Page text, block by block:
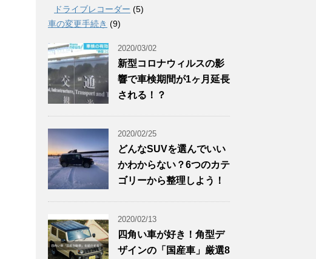
ドライブレコーダー (5)
車の変更手続き (9)
2020/03/02
新型コロナウィルスの影
響で車検期間が1ヶ月延長
される！？
2020/02/25
どんなSUVを選んでいい
かわからない？6つのカテ
ゴリーから整理しよう！
2020/02/13
四角い車が好き！角型デ
ザインの「国産車」厳選8